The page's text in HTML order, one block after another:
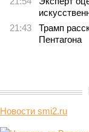
News Today, в
генетическом
сперматозоидов
неизбежным
протяжении всей
воздействием
«потому что». И
почему.